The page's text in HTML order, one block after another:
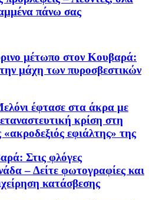
πάνω σας
μέτωπο στον Κουβαρά:
μάχη των πυροσβεστικών
έφτασε στα άκρα με
κρίση στη
εφιάλτης» της
Στις φλόγες
– Δείτε φωτογραφίες και
κατάσβεσης